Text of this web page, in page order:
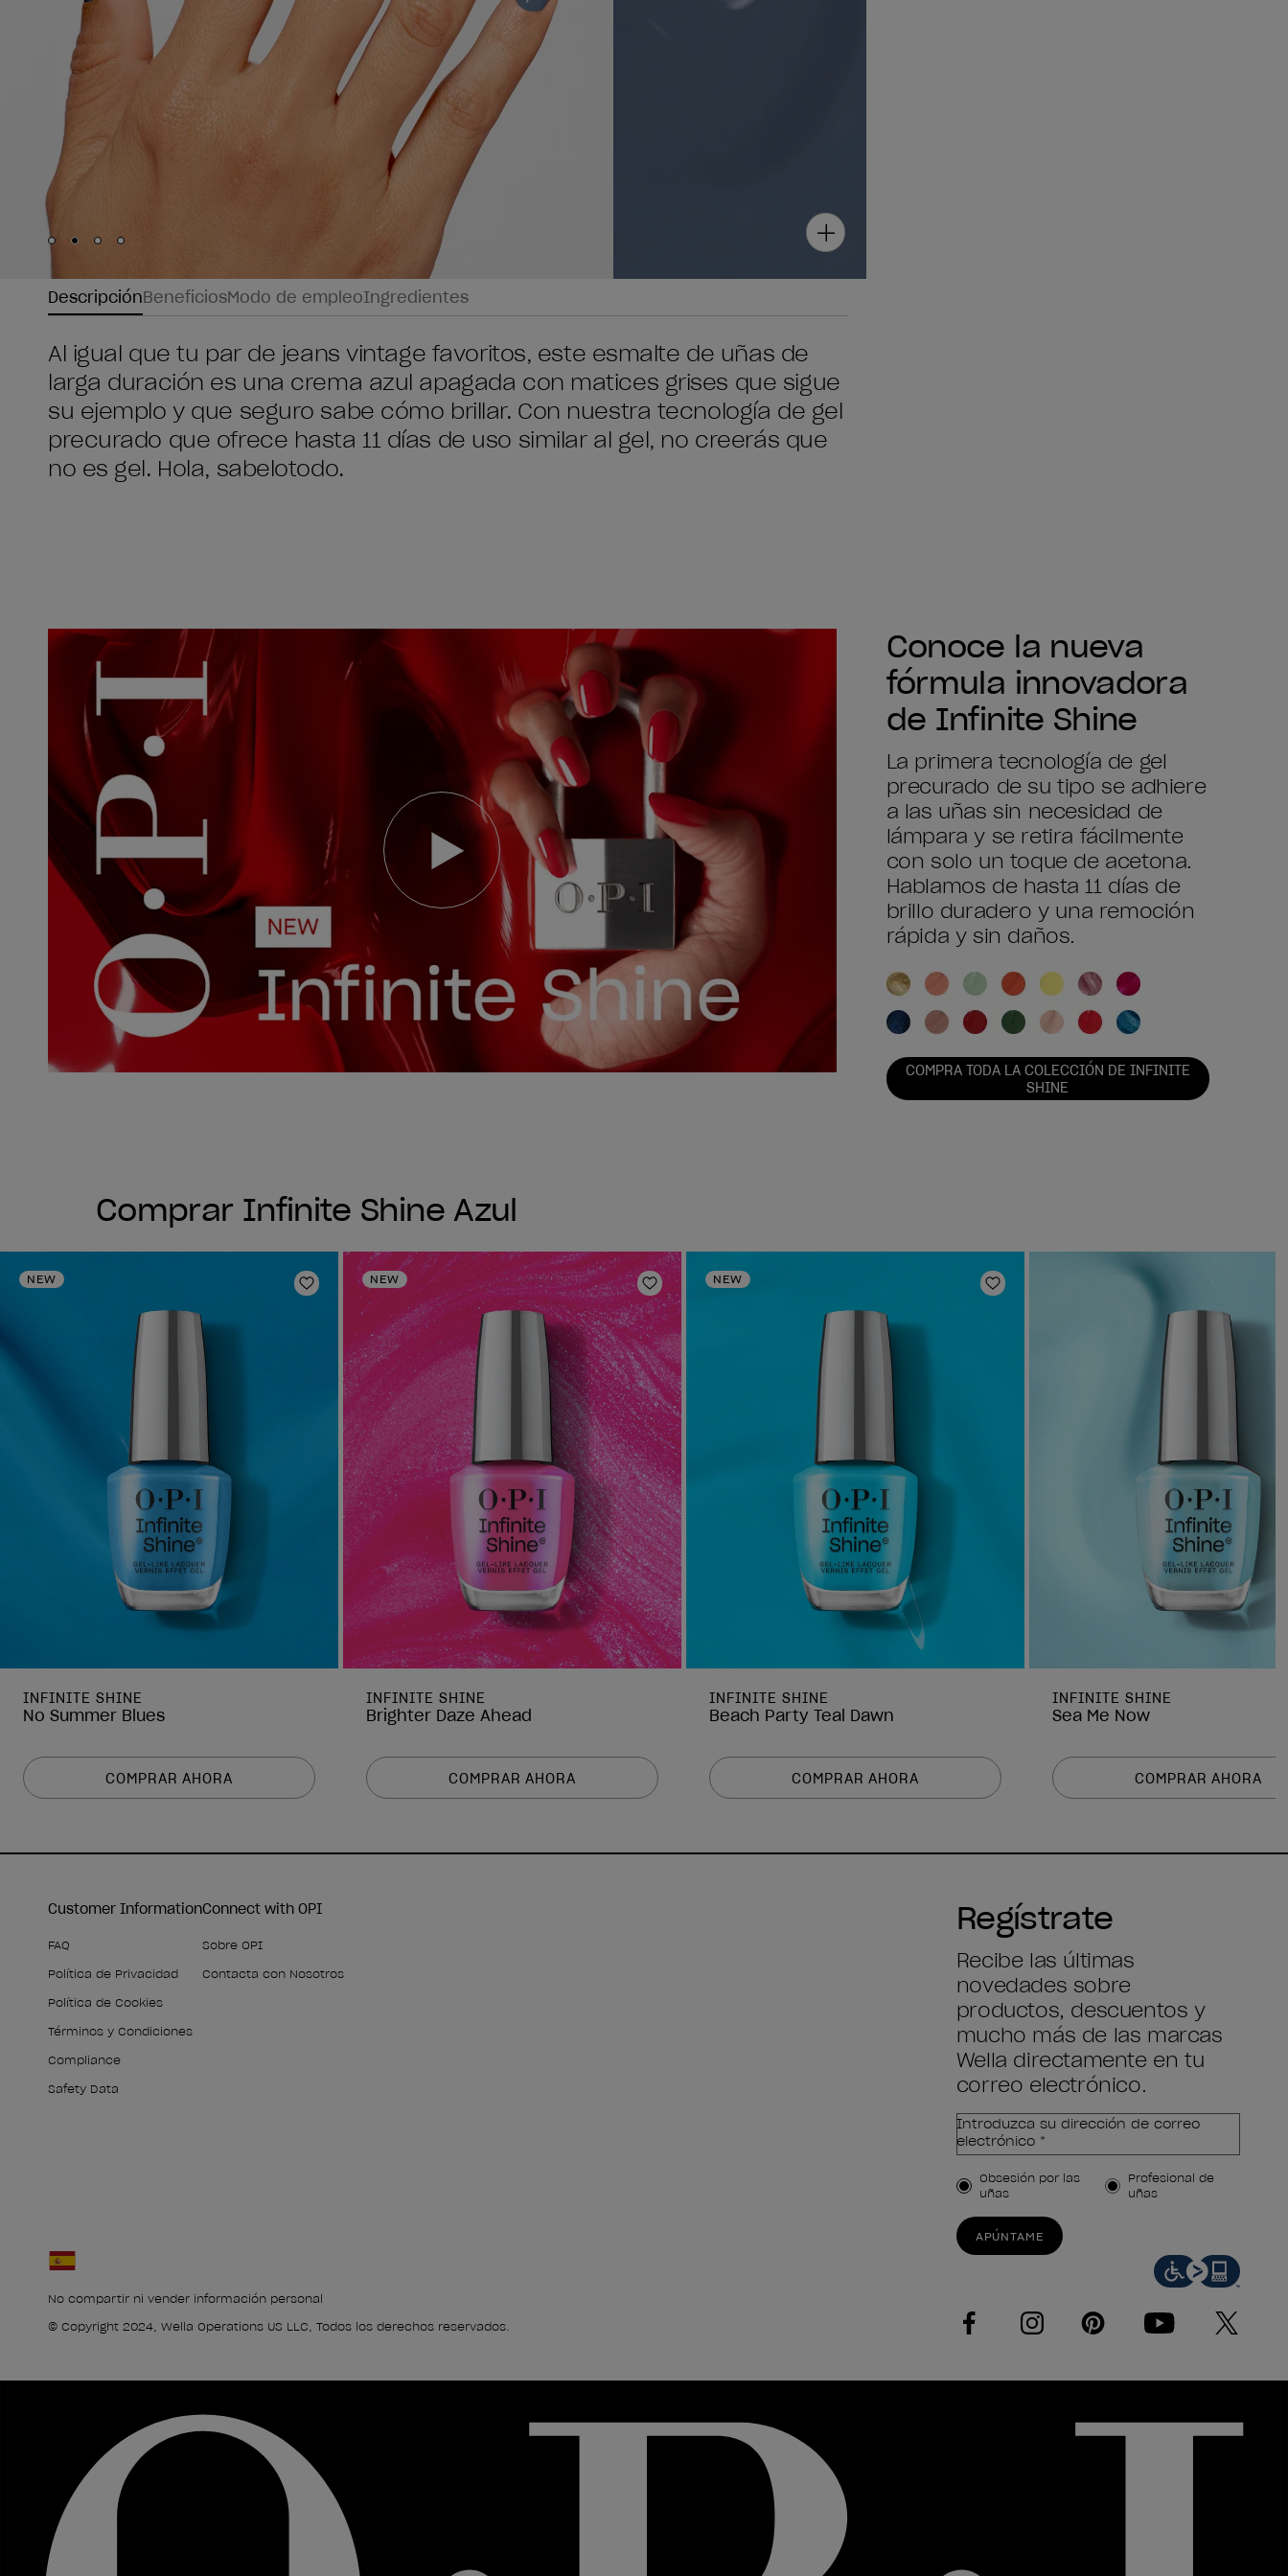
Skip to slide
Skip to slide
Skip to slide
Skip to slide
DescripciónBeneficiosModo de empleoIngredientes
Al igual que tu par de jeans vintage favoritos, este esmalte de uñas de
larga duración es una crema azul apagada con matices grises que sigue
su ejemplo y que seguro sabe cómo brillar. Con nuestra tecnología de gel
precurado que ofrece hasta 11 días de uso similar al gel, no creerás que
no es gel. Hola, sabelotodo.
Conoce la nueva
fórmula innovadora
de Infinite Shine
La primera tecnología de gel
precurado de su tipo se adhiere
a las uñas sin necesidad de
lámpara y se retira fácilmente
con solo un toque de acetona.
Hablamos de hasta 11 días de
brillo duradero y una remoción
rápida y sin daños.
COMPRA TODA LA COLECCIÓN DE INFINITE
SHINE
Comprar Infinite Shine Azul
NEW
Añadir a la lista de deseos
INFINITE SHINE
No Summer Blues
COMPRAR AHORA
NEW
Añadir a la lista de deseos
INFINITE SHINE
Brighter Daze Ahead
COMPRAR AHORA
NEW
Añadir a la lista de deseos
INFINITE SHINE
Beach Party Teal Dawn
COMPRAR AHORA
INFINITE SHINE
Sea Me Now
COMPRAR AHORA
Customer Information
FAQ
Política de Privacidad
Política de Cookies
Términos y Condiciones
Compliance
Safety Data
Connect with OPI
Sobre OPI
Contacta con Nosotros
No compartir ni vender información personal
© Copyright 2024, Wella Operations US LLC, Todos los derechos reservados.
Regístrate
Recibe las últimas
novedades sobre
productos, descuentos y
mucho más de las marcas
Wella directamente en tu
correo electrónico.
Introduzca su dirección de correo
electrónico *
Tipo de cliente
Obsesión por las
uñas
Profesional de
uñas
APÚNTAME